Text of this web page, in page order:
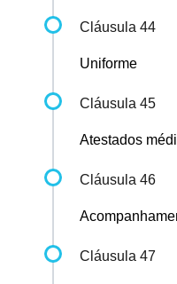
Cláusula 44
Uniforme
Cláusula 45
Atestados
Cláusula 46
Cláusula 47